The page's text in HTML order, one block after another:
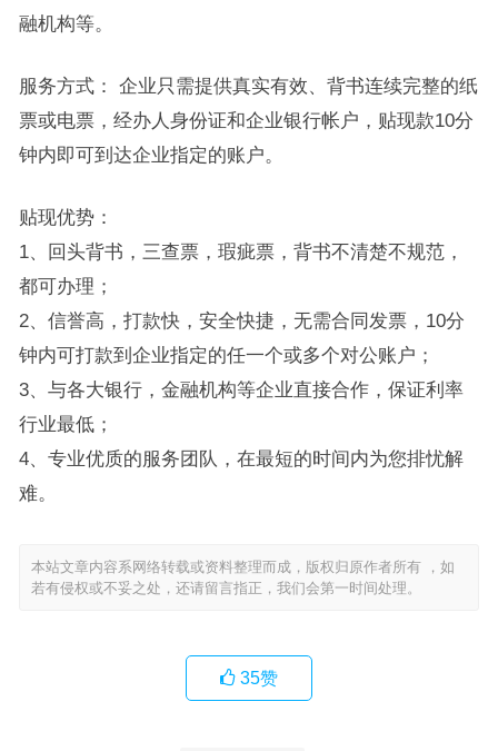
融机构等。
服务方式： 企业只需提供真实有效、背书连续完整的纸
票或电票，经办人身份证和企业银行帐户，贴现款10分
钟内即可到达企业指定的账户。
贴现优势：
1、回头背书，三查票，瑕疵票，背书不清楚不规范，
都可办理；
2、信誉高，打款快，安全快捷，无需合同发票，10分
钟内可打款到企业指定的任一个或多个对公账户；
3、与各大银行，金融机构等企业直接合作，保证利率
行业最低；
4、专业优质的服务团队，在最短的时间内为您排忧解
难。
本站文章内容系网络转载或资料整理而成，版权归原作者所有 ，如
若有侵权或不妥之处，还请留言指正，我们会第一时间处理。
35赞